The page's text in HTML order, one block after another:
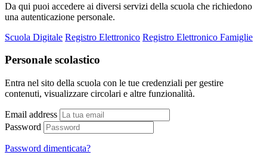
Da qui puoi accedere ai diversi servizi della scuola che richiedono
una autenticazione personale.
Scuola Digitale Registro Elettronico Registro Elettronico Famiglie
Personale scolastico
Entra nel sito della scuola con le tue credenziali per gestire
contenuti, visualizzare circolari e altre funzionalità.
Email address
Password
Password dimenticata?